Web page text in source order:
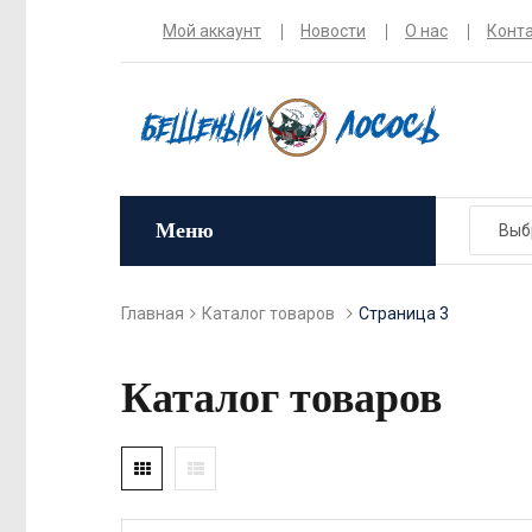
Мой аккаунт Новости О нас
Меню
Главная Каталог товаров Страница 3
Каталог товаров